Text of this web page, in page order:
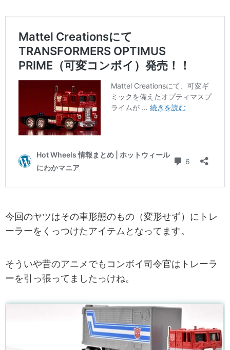
今回のヤツはその車形態のもの（変形せず）にトレ
ーラーをくっつけたアイテムとなってます。
そういや昔のアニメでもコンボイ司令官はトレーラ
ーを引っ張ってましたっけね。